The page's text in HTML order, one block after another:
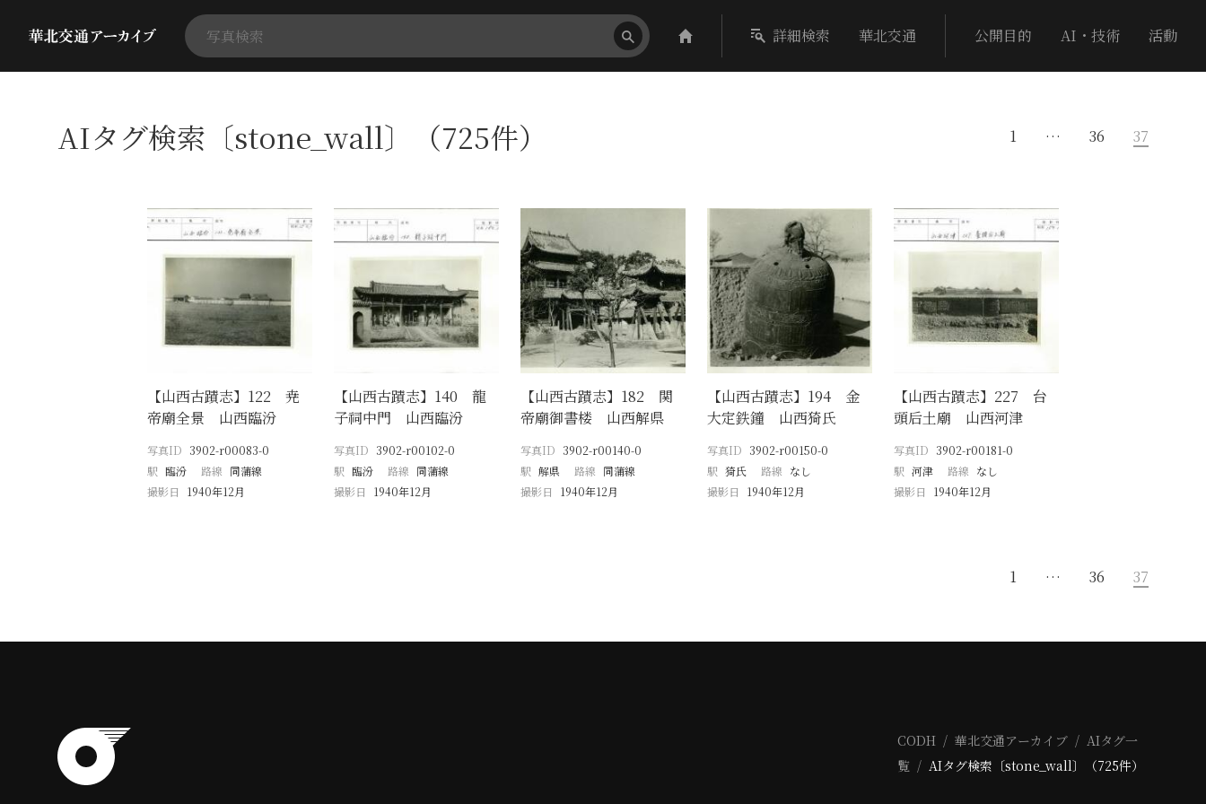
詳細検索 華北交通 公開目的 AI・技術 活動
AIタグ検索〔stone_wall〕（725件） 1 … 36 37
【山西古蹟志】122 尭
帝廟全景 山西臨汾
写真ID 3902-r00083-0
駅 臨汾 路線 同蒲線
撮影日
1940年12月
【山西古蹟志】140 龍
子祠中門 山西臨汾
写真ID 3902-r00102-0
駅 臨汾 路線 同蒲線
撮影日
1940年12月
【山西古蹟志】182 関
帝廟御書楼 山西解県
写真ID 3902-r00140-0
駅 解県 路線 同蒲線
撮影日
1940年12月
【山西古蹟志】194 金
大定鉄鐘 山西猗氏
写真ID 3902-r00150-0
駅 猗氏 路線 なし
撮影日
1940年12月
【山西古蹟志】227 台
頭后土廟 山西河津
写真ID 3902-r00181-0
駅 河津 路線 なし
撮影日
1940年12月
1 … 36 37
CODH 華北交通アーカイブ
AIタグ一
覧
AIタグ検索〔stone_wall〕（725件）